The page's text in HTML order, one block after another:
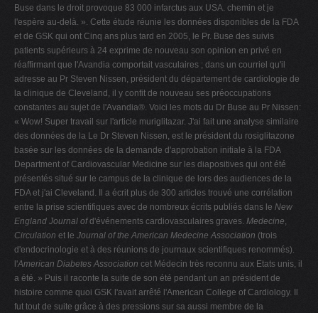
Buse dans le droit provoque 83 000 infarctus aux USA. chemin et je
l'espère au-delà. ». Cette étude réunie les données disponibles de la FDA
et de GSK qui ont Cinq ans plus tard en 2005, le Pr. Buse des suivis
patients supérieurs à 24 exprime de nouveau son opinion en privé en
réaffirmant que l'Avandia comportait vasculaires ; dans un courriel qu'il
adresse au Pr Steven Nissen, président du département de cardiologie de
la clinique de Cleveland, il y confit de nouveau ses préoccupations
constantes au sujet de l'Avandia®. Voici les mots du Dr Buse au Pr Nissen:
« Wow! Super travail sur l'article muriglitazar. J'ai fait une analyse similaire
des données de la Le Dr Steven Nissen, est le président du rosiglitazone
basée sur les données de la demande d'approbation initiale à la FDA
Department of Cardiovascular Medicine sur les diapositives qui ont été
présentés situé sur le campus de la clinique de lors des audiences de la
FDA et j'ai Cleveland. Il a écrit plus de 300 articles trouvé une corrélation
entre la prise scientifiques avec de nombreux écrits publiés dans le New
England Journal ofd'événements cardiovasculaires graves. Medecine,
Circulation et le Journal of theAmerican Medecine Association (trois
d'endocrinologie et à des réunions de journaux scientifiques renommés).
l'American Diabetes Association cet Médecin très reconnu aux Etats unis, il
a été. » Puis il raconte la suite de son été pendant un an président de
histoire comme quoi GSK l'avait arrêté l'American College of Cardiology. Il
fut tout de suite grâce à des pressions sur sa aussi membre de la